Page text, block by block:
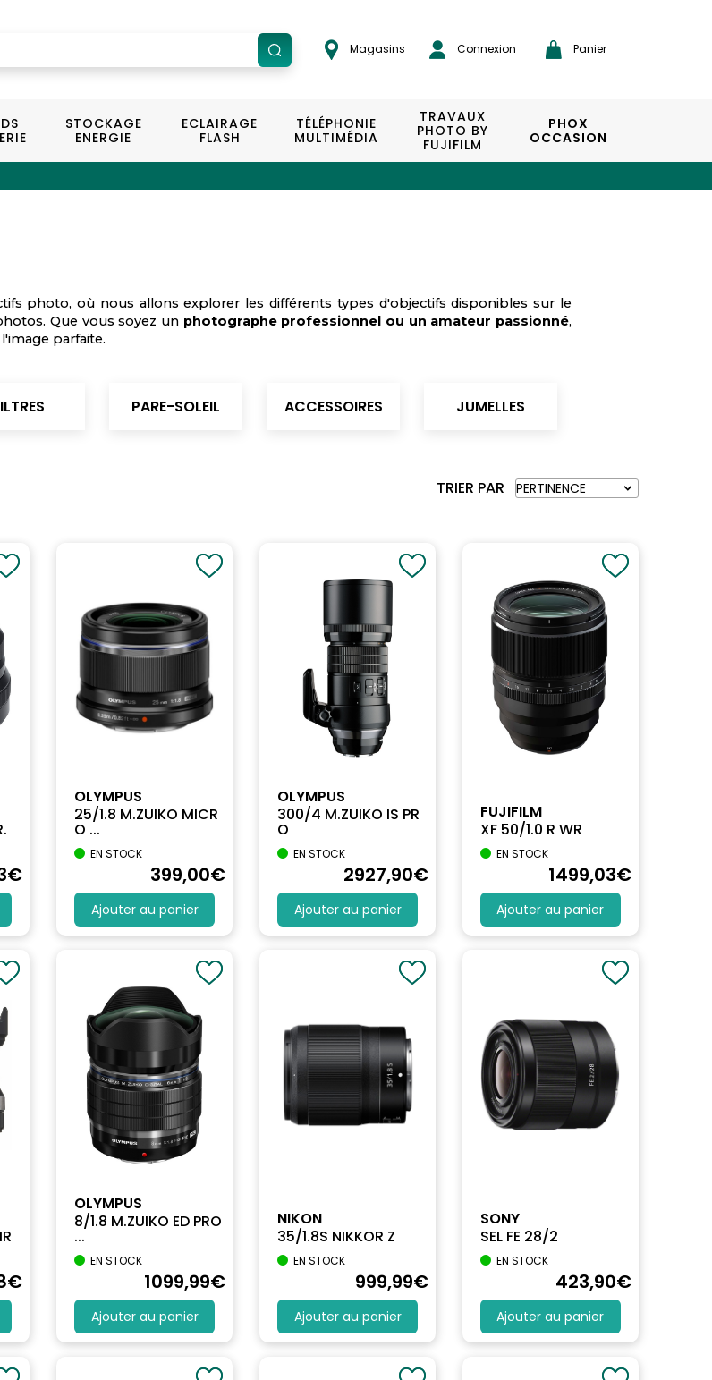
Magasins Connexion Panier
STOCKAGE
ENERGIE
ECLAIRAGE
FLASH
TÉLÉPHONIE
MULTIMÉDIA
TRAVAUX
PHOTO BY
FUJIFILM
PHOX
OCCASION
photo, où nous allons explorer les différents types d'objectifs disponibles sur le
Que vous soyez un photographe professionnel ou un amateur passionné,
parfaite.
PARE-SOLEIL ACCESSOIRES JUMELLES
TRIER PAR
€
OLYMPUS
25/1.8 M.ZUIKO MICR
O ...
EN STOCK
399,00€
Ajouter au panier
OLYMPUS
300/4 M.ZUIKO IS PR
O
EN STOCK
2927,90€
Ajouter au panier
FUJIFILM
XF 50/1.0 R WR
EN STOCK
1499,03€
Ajouter au panier
€
OLYMPUS
8/1.8 M.ZUIKO ED PRO
...
EN STOCK
1099,99€
Ajouter au panier
NIKON
35/1.8S NIKKOR Z
EN STOCK
999,99€
Ajouter au panier
SONY
SEL FE 28/2
EN STOCK
423,90€
Ajouter au panier